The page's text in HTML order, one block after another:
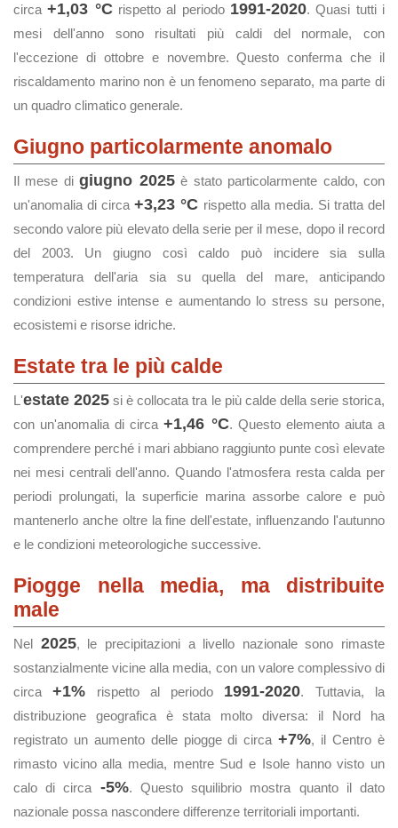
circa+1,03 °Crispetto al periodo 1991-2020. Quasi tutti i
mesi dell'anno sono risultati più caldi del normale, con
l'eccezione di ottobre e novembre. Questo conferma che il
riscaldamento marino non è un fenomeno separato, ma parte di
un quadro climatico generale.
Giugno particolarmente anomalo
Il mese digiugno 2025è stato particolarmente caldo, con
un'anomalia di circa+3,23 °C rispetto alla media. Si tratta del
secondo valore più elevato della serie per il mese, dopo il record
del 2003. Un giugno così caldo può incidere sia sulla
temperatura dell'aria sia su quella del mare, anticipando
condizioni estive intense e aumentando lo stress su persone,
ecosistemi e risorse idriche.
Estate tra le più calde
L'estate 2025 si è collocata tra le più calde della serie storica,
con un'anomalia di circa+1,46 °C. Questo elemento aiuta a
comprendere perché i mari abbiano raggiunto punte così elevate
nei mesi centrali dell'anno. Quando l'atmosfera resta calda per
periodi prolungati, la superficie marina assorbe calore e può
mantenerlo anche oltre la fine dell'estate, influenzando l'autunno
e le condizioni meteorologiche successive.
Piogge nella media, ma distribuite
male
Nel 2025, le precipitazioni a livello nazionale sono rimaste
sostanzialmente vicine alla media, con un valore complessivo di
circa+1% rispetto al periodo 1991-2020. Tuttavia, la
distribuzione geografica è stata molto diversa: il Nord ha
registrato un aumento delle piogge di circa+7%, il Centro è
rimasto vicino alla media, mentre Sud e Isole hanno visto un
calo di circa -5%. Questo squilibrio mostra quanto il dato
nazionale possa nascondere differenze territoriali importanti.